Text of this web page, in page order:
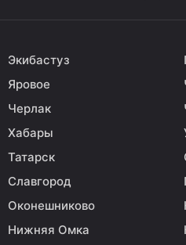
Экибастуз
Яровое
Черлак
Хабары
Татарск
Славгород
Оконешниково
Нижняя Омка